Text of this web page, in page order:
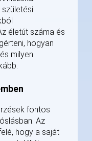
életút száma és
hogyan
milyen
fontos
Az
hogy a saját